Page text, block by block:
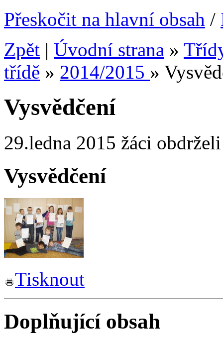
Přeskočit na hlavní obsah /
Zpět | Úvodní strana »
třídě » 2014/2015 »
Vysvědčení
29.ledna 2015 žáci
Vysvědčení
Tisknout
Doplňující obsah